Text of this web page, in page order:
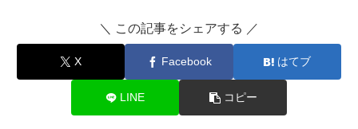
＼ この記事をシェアする ／
X Facebook はてブ
LINE コピー